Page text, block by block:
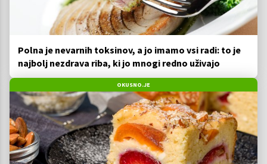
Polna je nevarnih toksinov, a jo imamo vsi radi: to je
najbolj nezdrava riba, ki jo mnogi redno uživajo
OKUSNO.JE